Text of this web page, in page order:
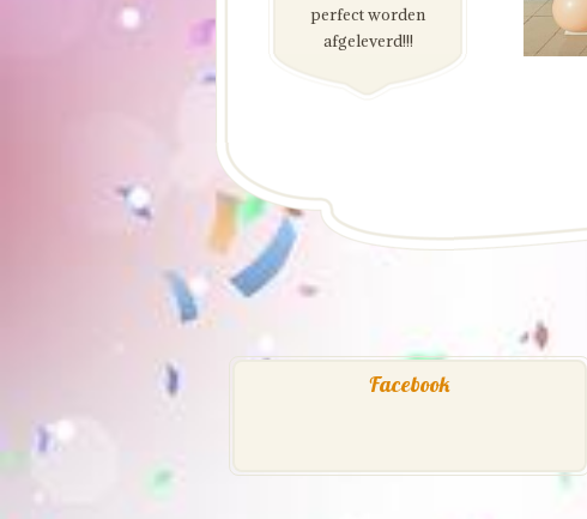
perfect worden
afgeleverd!!!
Facebook